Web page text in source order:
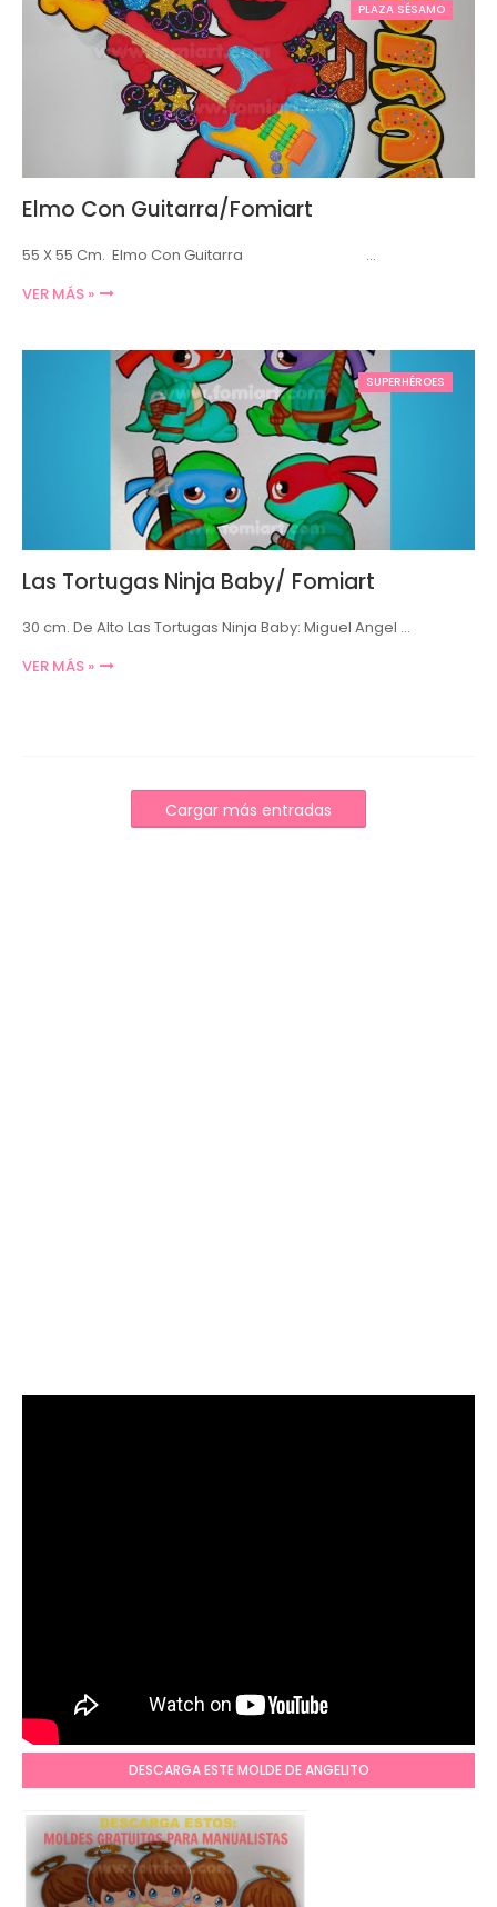
PLAZA SÉSAMO
Elmo Con Guitarra/Fomiart
55 X 55 Cm. Elmo Con Guitarra …
VER MÁS »
SUPERHÉROES
Las Tortugas Ninja Baby/ Fomiart
30 cm. De Alto Las Tortugas Ninja Baby: Miguel Angel …
VER MÁS »
Cargar más entradas
DESCARGA ESTE MOLDE DE ANGELITO